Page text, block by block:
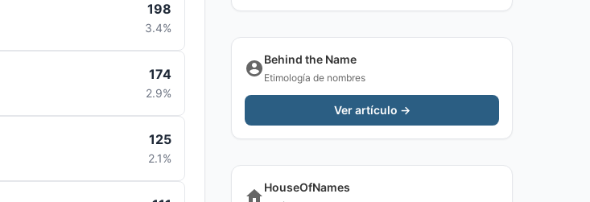
198
3.4%
174
2.9%
125
2.1%
Behind the Name
Etimología de nombres
Ver artículo →
HouseOfNames